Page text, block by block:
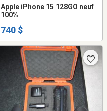
Apple iPhone 15 128GO neuf
100%
740 $